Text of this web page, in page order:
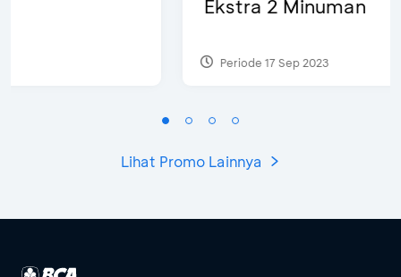
Lihat Promo Lainnya